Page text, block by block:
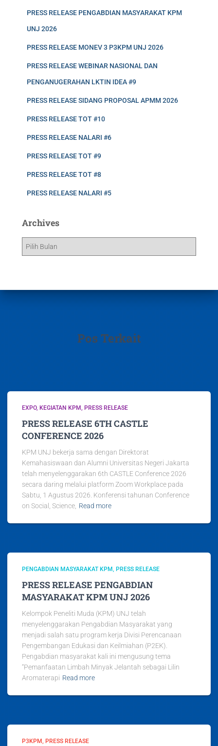
PRESS RELEASE PENGABDIAN MASYARAKAT KPM
UNJ 2026
PRESS RELEASE MONEV 3 P3KPM UNJ 2026
PRESS RELEASE WEBINAR NASIONAL DAN
PENGANUGERAHAN LKTIN IDEA #9
PRESS RELEASE SIDANG PROPOSAL APMM 2026
PRESS RELEASE TOT #10
PRESS RELEASE NALARI #6
PRESS RELEASE TOT #9
PRESS RELEASE TOT #8
PRESS RELEASE NALARI #5
Archives
Pos Terkait
EXPO KEGIATAN KPM PRESS RELEASE
PRESS RELEASE 6TH CASTLE
CONFERENCE 2026
KPM UNJ bekerja sama dengan Direktorat
Kemahasiswaan dan Alumni Universitas Negeri Jakarta
telah menyelenggarakan 6th CASTLE Conference 2026
secara daring melalui platform Zoom Workplace pada
Sabtu, 1 Agustus 2026. Konferensi tahunan Conference
on Social, Science, Read more
PENGABDIAN MASYARAKAT KPM PRESS RELEASE
PRESS RELEASE PENGABDIAN
MASYARAKAT KPM UNJ 2026
Kelompok Peneliti Muda (KPM) UNJ telah
menyelenggarakan Pengabdian Masyarakat yang
menjadi salah satu program kerja Divisi Perencanaan
Pengembangan Edukasi dan Keilmiahan (P2EK).
Pengabdian masyarakat kali ini mengusung tema
“Pemanfaatan Limbah Minyak Jelantah sebagai Lilin
Aromaterapi Read more
P3KPM PRESS RELEASE